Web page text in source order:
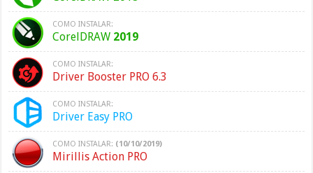
COMO INSTALAR:
CorelDRAW 2019
COMO INSTALAR:
Driver Booster PRO 6.3
COMO INSTALAR:
Driver Easy PRO
COMO INSTALAR: (10/10/2019)
Mirillis Action PRO